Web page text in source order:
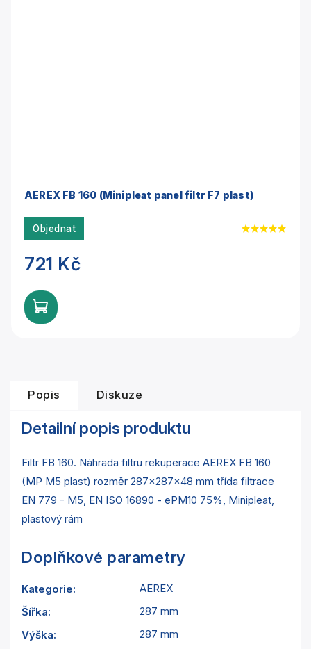
AEREX FB 160 (Minipleat panel filtr F7 plast)
Objednat
721 Kč
Popis Diskuze
Detailní popis produktu
Filtr FB 160. Náhrada filtru rekuperace AEREX FB 160
(MP M5 plast) rozměr 287x287x48 mm třída filtrace
EN 779 - M5, EN ISO 16890 - ePM10 75%, Minipleat,
plastový rám
Doplňkové parametry
Kategorie:
AEREX
Šířka:
287 mm
Výška:
287 mm